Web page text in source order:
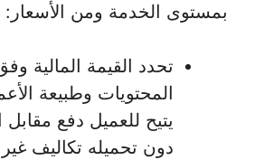
بمستوى الخدمة ومن الأسعار:
تحدد القيمة المالية
المحتويات وطبيعة
يتيح للعميل دفع
دون تحميله تكاليف